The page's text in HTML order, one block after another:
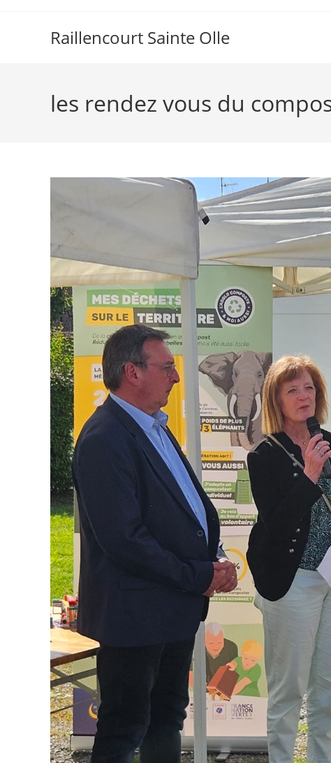
Raillencourt Sainte Olle
les rendez vous du